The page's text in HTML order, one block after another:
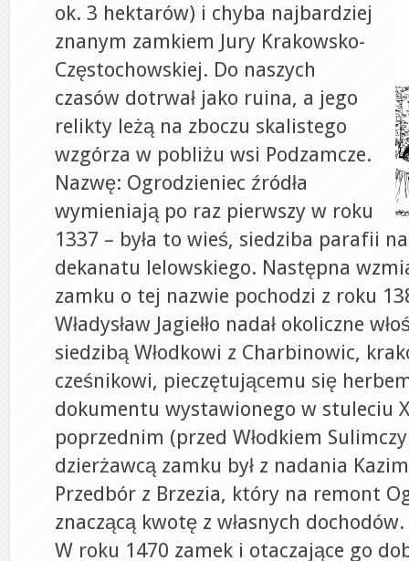
ok. 3 hektarów) i chyba najbardziej
znanym zamkiem Jury Krakowsko-
Częstochowskiej. Do naszych
czasów dotrwał jako ruina, a jego
relikty leżą na zboczu skalistego
wzgórza w pobliżu wsi Podzamcze.
Nazwę: Ogrodzieniec źródła
wymieniają po raz pierwszy w roku
1337 – była to wieś, siedziba parafii
dekanatu lelowskiego. Następna
zamku o tej nazwie pochodzi z roku
Władysław Jagiełło nadał okoliczne
siedzibą Włodkowi z Charbinowic,
cześnikowi, pieczętującemu się
dokumentu wystawionego w stuleciu
poprzednim (przed Włodkiem
dzierżawcą zamku był z nadania
Przedbór z Brzezia, który na remont
znaczącą kwotę z własnych dochodów.
W roku 1470 zamek i otaczające go